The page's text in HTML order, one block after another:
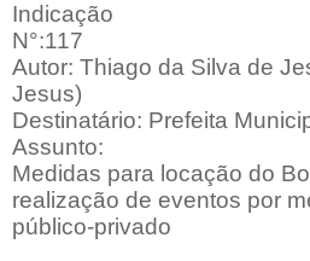
Indicação
N°:117
Autor: Thiago da Silva de
Jesus)
Destinatário: Prefeita
Assunto:
Medidas para locação do
realização de eventos por
público-privado